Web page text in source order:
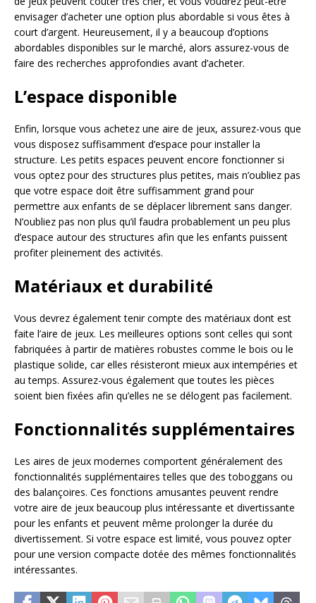
envisager d’acheter une option plus abordable si vous êtes à
court d’argent. Heureusement, il y a beaucoup d’options
abordables disponibles sur le marché, alors assurez-vous de
faire des recherches approfondies avant d’acheter.
L’espace disponible
Enfin, lorsque vous achetez une aire de jeux, assurez-vous que
vous disposez suffisamment d’espace pour installer la
structure. Les petits espaces peuvent encore fonctionner si
vous optez pour des structures plus petites, mais n’oubliez pas
que votre espace doit être suffisamment grand pour
permettre aux enfants de se déplacer librement sans danger.
N’oubliez pas non plus qu’il faudra probablement un peu plus
d’espace autour des structures afin que les enfants puissent
profiter pleinement des activités.
Matériaux et durabilité
Vous devrez également tenir compte des matériaux dont est
faite l’aire de jeux. Les meilleures options sont celles qui sont
fabriquées à partir de matières robustes comme le bois ou le
plastique solide, car elles résisteront mieux aux intempéries et
au temps. Assurez-vous également que toutes les pièces
soient bien fixées afin qu’elles ne se délogent pas facilement.
Fonctionnalités supplémentaires
Les aires de jeux modernes comportent généralement des
fonctionnalités supplémentaires telles que des toboggans ou
des balançoires. Ces fonctions amusantes peuvent rendre
votre aire de jeux beaucoup plus intéressante et divertissante
pour les enfants et peuvent même prolonger la durée du
divertissement. Si votre espace est limité, vous pouvez opter
pour une version compacte dotée des mêmes fonctionnalités
intéressantes.